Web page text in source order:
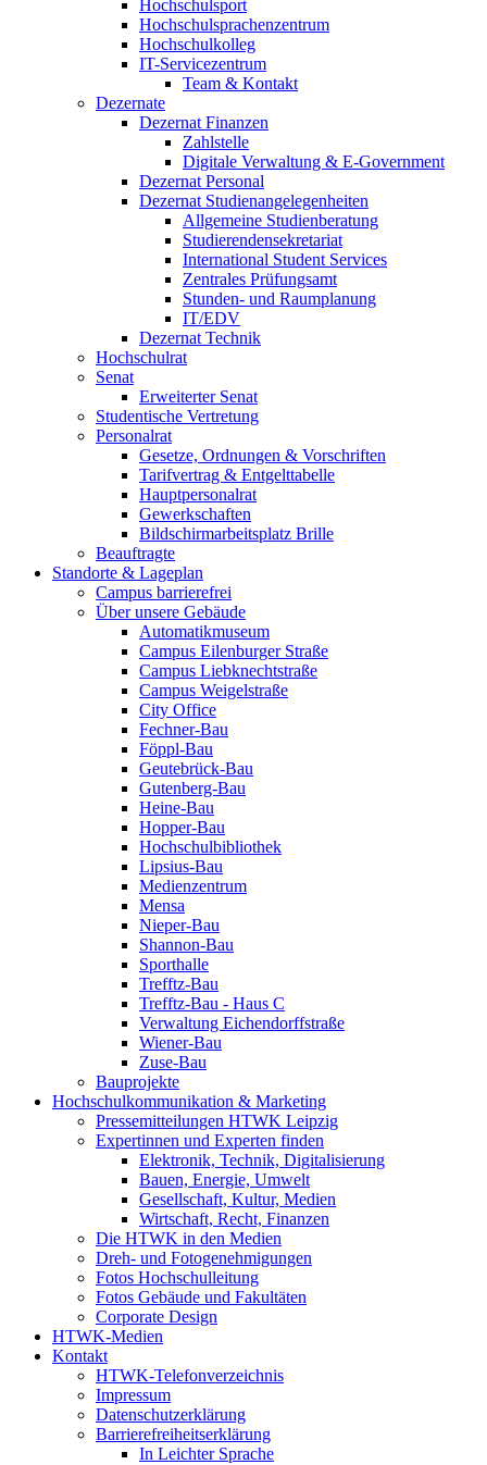
Hochschulsport
Hochschulsprachenzentrum
Hochschulkolleg
IT-Servicezentrum
Team & Kontakt
Dezernate
Dezernat Finanzen
Zahlstelle
Digitale Verwaltung & E-Government
Dezernat Personal
Dezernat Studienangelegenheiten
Allgemeine Studienberatung
Studierendensekretariat
International Student Services
Zentrales Prüfungsamt
Stunden- und Raumplanung
IT/EDV
Dezernat Technik
Hochschulrat
Senat
Erweiterter Senat
Studentische Vertretung
Personalrat
Gesetze, Ordnungen & Vorschriften
Tarifvertrag & Entgelttabelle
Hauptpersonalrat
Gewerkschaften
Bildschirmarbeitsplatz Brille
Beauftragte
Standorte & Lageplan
Campus barrierefrei
Über unsere Gebäude
Automatikmuseum
Campus Eilenburger Straße
Campus Liebknechtstraße
Campus Weigelstraße
City Office
Fechner-Bau
Föppl-Bau
Geutebrück-Bau
Gutenberg-Bau
Heine-Bau
Hopper-Bau
Hochschulbibliothek
Lipsius-Bau
Medienzentrum
Mensa
Nieper-Bau
Shannon-Bau
Sporthalle
Trefftz-Bau
Trefftz-Bau - Haus C
Verwaltung Eichendorffstraße
Wiener-Bau
Zuse-Bau
Bauprojekte
Hochschulkommunikation & Marketing
Pressemitteilungen HTWK Leipzig
Expertinnen und Experten finden
Elektronik, Technik, Digitalisierung
Bauen, Energie, Umwelt
Gesellschaft, Kultur, Medien
Wirtschaft, Recht, Finanzen
Die HTWK in den Medien
Dreh- und Fotogenehmigungen
Fotos Hochschulleitung
Fotos Gebäude und Fakultäten
Corporate Design
HTWK-Medien
Kontakt
HTWK-Telefonverzeichnis
Impressum
Datenschutzerklärung
Barrierefreiheitserklärung
In Leichter Sprache